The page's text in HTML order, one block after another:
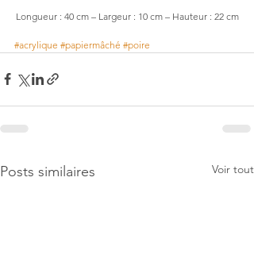
Longueur : 40 cm – Largeur : 10 cm – Hauteur : 22 cm
#acrylique #papiermâché #poire
Posts similaires Voir tout